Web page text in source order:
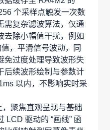
个采样点触发一次数
需复杂滤波算法，仅通
去除小幅值干扰，例如
，平滑信号波动，同
免过度处理导致波形失
后续波形绘制与参数计
以内，不影响实时采
聚焦直观呈现与基础
LCD 驱动的 “画线” 函